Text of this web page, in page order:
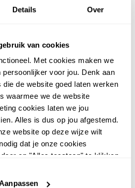
Details Over
van cookies
Met cookies maken we
voor jou. Denk aan
de website goed laten werken
waarmee we de website
cookies laten we jou
Alles is dus op jou afgestemd.
website op deze wijze wilt
dat je onze cookies
op "Alles toestaan" te klikken.